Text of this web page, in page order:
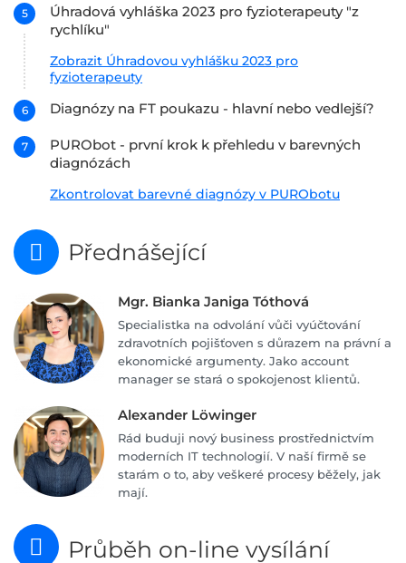
Úhradová vyhláška 2023 pro fyzioterapeuty "z
rychlíku"
Zobrazit Úhradovou vyhlášku 2023 pro
fyzioterapeuty
Diagnózy na FT poukazu - hlavní nebo vedlejší?
PURObot - první krok k přehledu v barevných
diagnózách
Zkontrolovat barevné diagnózy v PURObotu
Přednášející
Mgr. Bianka Janiga Tóthová
Specialistka na odvolání vůči vyúčtování
zdravotních pojišťoven s důrazem na právní a
ekonomické argumenty. Jako account
manager se stará o spokojenost klientů.
Alexander Löwinger
Rád buduji nový business prostřednictvím
moderních IT technologií. V naší firmě se
starám o to, aby veškeré procesy běžely, jak
mají.
Průběh on-line vysílání